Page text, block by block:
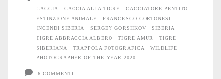
l’albero
CACCIA
CACCIA ALLA TIGRE
CACCIATORE PENTITO
ESTINZIONE ANIMALE
FRANCESCO CORTONESI
INCENDI SIBERIA
SERGEY GORSHKOV
SIBERIA
TIGRE ABBRACCIA ALBERO
TIGRE AMUR
TIGRE
SIBERIANA
TRAPPOLA FOTOGRAFICA
WILDLIFE
PHOTOGRAPHER OF THE YEAR 2020
6 COMMENTI